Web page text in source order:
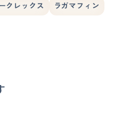
クレックス ラガマフィン